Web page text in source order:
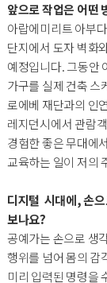
앞으로 작업은 어떤
아랍에미리트 아부
단지에서 도자 벽화
예정입니다. 그동안
가구를 실제 건축 스
로에베 재단과의 인
레지던시에서 관람
경험한 좋은 무대에
교육하는 일이 저의
디지털 시대에, 손
보나요?
공예가는 손으로 생
행위를 넘어 몸의 감
미리 입력된 명령을